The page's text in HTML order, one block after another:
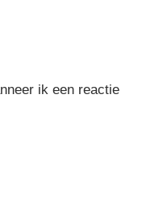
ik een reactie